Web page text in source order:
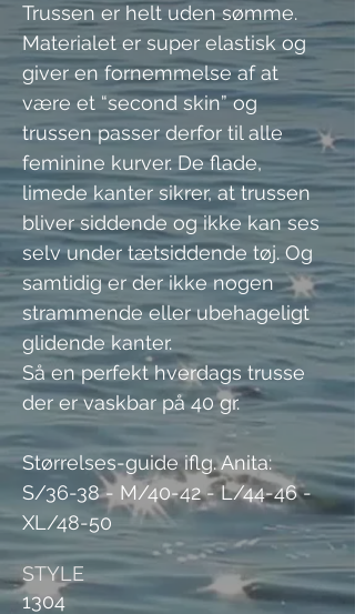
Trussen er helt uden sømme.
Materialet er super elastisk og
giver en fornemmelse af at
være et “second skin” og
trussen passer derfor til alle
feminine kurver. De flade,
limede kanter sikrer, at trussen
bliver siddende og ikke kan ses
selv under tætsiddende tøj. Og
samtidig er der ikke nogen
strammende eller ubehageligt
glidende kanter.
Så en perfekt hverdags trusse
der er vaskbar på 40 gr.
Størrelses-guide iflg. Anita:
S/36-38 - M/40-42 - L/44-46 -
XL/48-50
STYLE
1304